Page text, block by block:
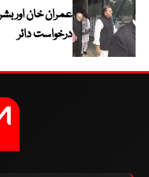
عمران خان اور
درخواست دائر